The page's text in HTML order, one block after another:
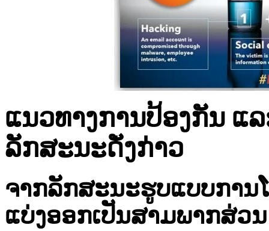
ແນວ​ທາງ​ການ​ປ້ອງ​ກັນ​ ແ
ລັກສະນະ​ດັ່ງ​ກ່າວ​
ຈາກ​ລັກສະນະຮູບແບບການ
ແບ່ງ​ອອກ​ເປັນ​ສາມພາກ​ສ່ວ